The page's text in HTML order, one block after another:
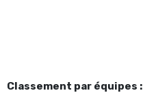
Classement par équipes :